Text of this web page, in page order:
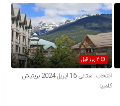
انتخاب استانی 16 اپریل 2024 بریتیش
کلمبیا